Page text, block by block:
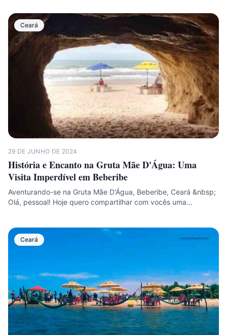
Ceará
29 DE JUNHO DE 2024
História e Encanto na Gruta Mãe D'Água: Uma
Visita Imperdível em Beberibe
Aventurando-se na Gruta Mãe D'Água, Beberibe, Ceará &nbsp;
Olá, pessoal! Hoje quero compartilhar com vocês uma…
Ceará